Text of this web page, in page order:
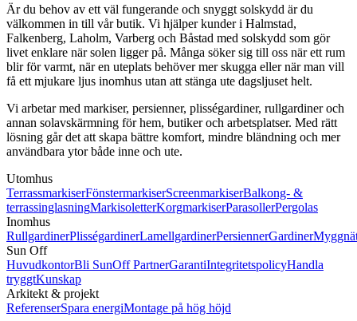
mönster,
eller
lär
dig
mer
om
lösningar
som
styrning
med
och
sol-
och
vindautomatik.
Vår
personal
hjälper
dig
gärna
med
Är du behov av ett väl fungerande och snyggt solskydd är du
välkommen in till vår butik. Vi hjälper kunder i Halmstad,
Falkenberg, Laholm, Varberg och Båstad med solskydd som gör
livet enklare när solen ligger på. Många söker sig till oss när ett rum
blir för varmt, när en uteplats behöver mer skugga eller när man vill
få ett mjukare ljus inomhus utan att stänga ute dagsljuset helt.
Vi arbetar med markiser, persienner, plisségardiner, rullgardiner och
annan solavskärmning för hem, butiker och arbetsplatser. Med rätt
lösning går det att skapa bättre komfort, mindre bländning och mer
användbara ytor både inne och ute.
Utomhus
TerrassmarkiserFönstermarkiserScreenmarkiserBalkong- &
terrassinglasningMarkisoletterKorgmarkiserParasollerPergolas
Inomhus
RullgardinerPlisségardinerLamellgardinerPersiennerGardiner
Sun Off
HuvudkontorBli SunOff PartnerGarantiIntegritetspolicyHandla
tryggtKunskap
Arkitekt & projekt
ReferenserSpara energiMontage på hög höjd